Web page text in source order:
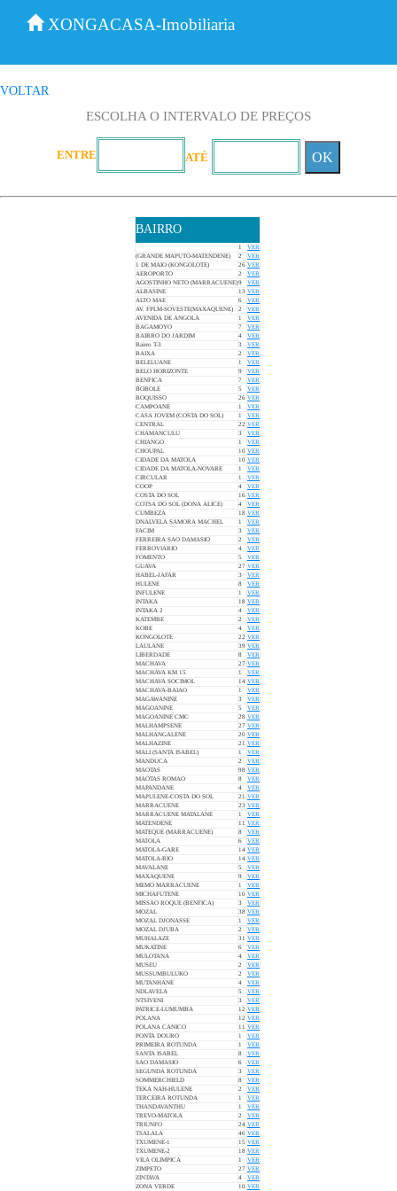
XONGACASA-Imobiliaria
VOLTAR
ESCOLHA O INTERVALO DE PREÇOS
ENTRE ATÉ OK
BAIRRO
1
VER
(GRANDE MAPUTO-MATENDENE)
2
VER
1 DE MAIO (KONGOLOTE)
26 VER
AEROPORTO
2
VER
AGOSTINHO NETO (MARRACUENE)9
VER
ALBASINE
13 VER
ALTO MAE
6
VER
AV. FPLM-SOVESTE(MAXAQUENE)
2
VER
AVENIDA DE ANGOLA
1
VER
BAGAMOYO
7
VER
BAIRRO DO JARDIM
4
VER
Bairro T-3
3
VER
BAIXA
2
VER
BELELUANE
1
VER
BELO HORIZONTE
9
VER
BENFICA
7
VER
BOBOLE
5
VER
BOQUISSO
26 VER
CAMPOANE
1
VER
CASA JOVEM (COSTA DO SOL)
1
VER
CENTRAL
22 VER
CHAMANCULU
3
VER
CHIANGO
1
VER
CHOUPAL
10 VER
CIDADE DA MATOLA
10 VER
CIDADE DA MATOLA-NOVARE
1
VER
CIRCULAR
1
VER
COOP
4
VER
COSTA DO SOL
16 VER
COTSA DO SOL (DONA ALICE)
4
VER
CUMBEZA
18 VER
DNALVELA SAMORA MACHEL
1
VER
FACIM
3
VER
FERREIRA SAO DAMASIO
2
VER
FERROVIARIO
4
VER
FOMENTO
5
VER
GUAVA
27 VER
HABEL-JAFAR
3
VER
HULENE
8
VER
INFULENE
1
VER
INTAKA
18 VER
INTAKA 2
4
VER
KATEMBE
2
VER
KOBE
4
VER
KONGOLOTE
22 VER
LAULANE
39 VER
LIBERDADE
8
VER
MACHAVA
27 VER
MACHAVA KM 15
1
VER
MACHAVA SOCIMOL
14 VER
MACHAVA-BAIAO
1
VER
MAGAWANINE
3
VER
MAGOANINE
5
VER
MAGOANINE CMC
28 VER
MALHAMPSENE
27 VER
MALHANGALENE
20 VER
MALHAZINE
21 VER
MALI (SANTA ISABEL)
1
VER
MANDUCA
2
VER
MAOTAS
98 VER
MAOTAS ROMAO
8
VER
MAPANDANE
4
VER
MAPULENE-COSTA DO SOL
21 VER
MARRACUENE
23 VER
MARRACUENE MATALANE
1
VER
MATENDENE
11 VER
MATEQUE (MARRACUENE)
8
VER
MATOLA
6
VER
MATOLA-GARE
14 VER
MATOLA-RIO
14 VER
MAVALANE
5
VER
MAXAQUENE
9
VER
MEMO MARRACUENE
1
VER
MICHAFUTENE
10 VER
MISSAO ROQUE (BENFICA)
3
VER
MOZAL
38 VER
MOZAL DJONASSE
1
VER
MOZAL DJUBA
2
VER
MUHALAZE
31 VER
MUKATINE
6
VER
MULOTANA
4
VER
MUSEU
2
VER
MUSSUMBULUKO
2
VER
MUTANHANE
4
VER
NDLAVELA
5
VER
NTSIVENI
3
VER
PATRICE-LUMUMBA
12 VER
POLANA
12 VER
POLANA CANICO
11 VER
PONTA DOURO
1
VER
PRIMEIRA ROTUNDA
1
VER
SANTA ISABEL
8
VER
SAO DAMASIO
6
VER
SEGUNDA ROTUNDA
3
VER
SOMMERCHIELD
8
VER
TEKA NAH-HULENE
2
VER
TERCEIRA ROTUNDA
1
VER
THANDAVANTHU
1
VER
TREVO-MATOLA
2
VER
TRIUNFO
24 VER
TSALALA
46 VER
TXUMENE-1
15 VER
TXUMENE-2
18 VER
VILA OLIMPICA
1
VER
ZIMPETO
27 VER
ZINTAVA
4
VER
ZONA VERDE
10 VER